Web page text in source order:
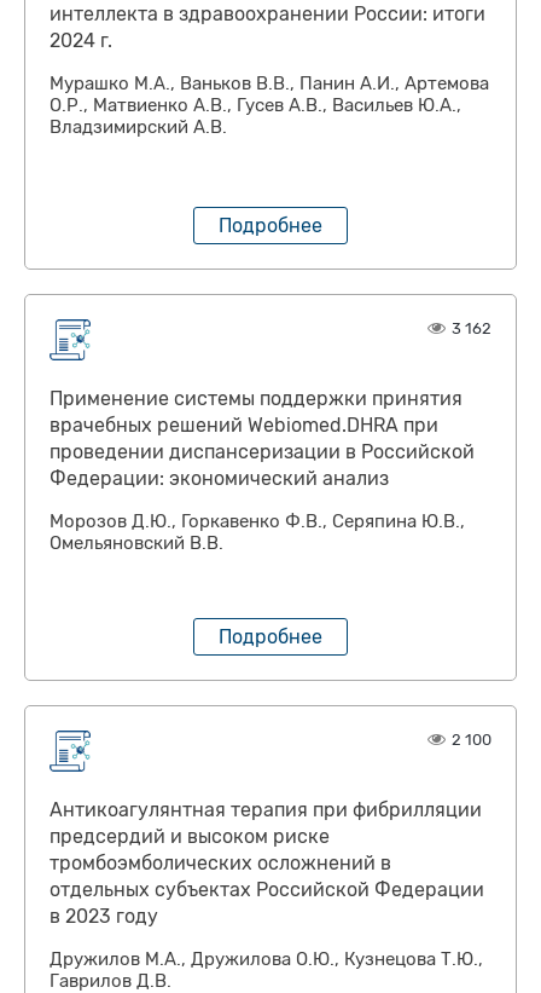
интеллекта в здравоохранении России: итоги
2024 г.
Мурашко М.А., Ваньков В.В., Панин А.И., Артемова
О.Р., Матвиенко А.В., Гусев А.В., Васильев Ю.А.,
Владзимирский А.В.
Подробнее
3 162
Применение системы поддержки принятия
врачебных решений Webiomed.DHRA при
проведении диспансеризации в Российской
Федерации: экономический анализ
Морозов Д.Ю., Горкавенко Ф.В., Серяпина Ю.В.,
Омельяновский В.В.
Подробнее
2 100
Антикоагулянтная терапия при фибрилляции
предсердий и высоком риске
тромбоэмболических осложнений в
отдельных субъектах Российской Федерации
в 2023 году
Дружилов М.А., Дружилова О.Ю., Кузнецова Т.Ю.,
Гаврилов Д.В.